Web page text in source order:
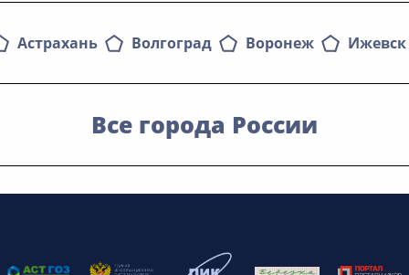
Астрахань Волгоград Воронеж Ижевск
Все города России